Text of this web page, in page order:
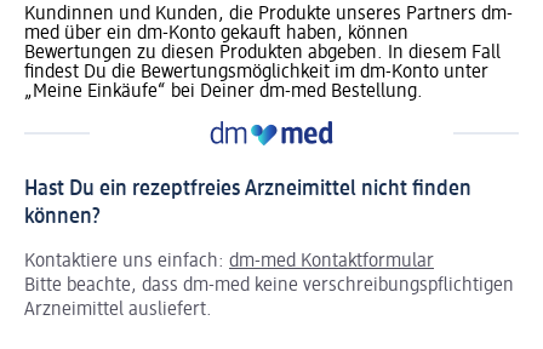
Kundinnen und Kunden, die Produkte unseres Partners dm-
med über ein dm-Konto gekauft haben, können
Bewertungen zu diesen Produkten abgeben. In diesem Fall
findest Du die Bewertungsmöglichkeit im dm-Konto unter
„Meine Einkäufe“ bei Deiner dm-med Bestellung.
Hast Du ein rezeptfreies Arzneimittel nicht finden
können?
Kontaktiere uns einfach: dm-med Kontaktformular
Bitte beachte, dass dm-med keine verschreibungspflichtigen
Arzneimittel ausliefert.